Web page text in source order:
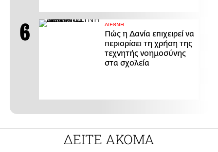
ΔΙΕΘΝΗ
Πώς η Δανία επιχειρεί να
περιορίσει τη χρήση της
τεχνητής νοημοσύνης
στα σχολεία
ΔΕΙΤΕ ΑΚΟΜΑ